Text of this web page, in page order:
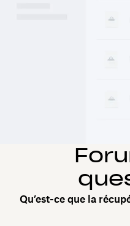
Qu’est-ce que la